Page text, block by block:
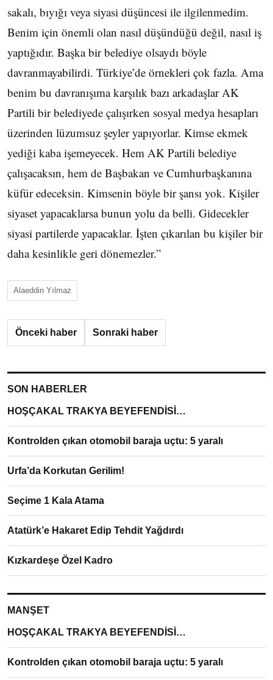
sakalı, bıyığı veya siyasi düşüncesi ile ilgilenmedim.
Benim için önemli olan nasıl düşündüğü değil, nasıl iş
yaptığıdır. Başka bir belediye olsaydı böyle
davranmayabilirdi. Türkiye’de örnekleri çok fazla. Ama
benim bu davranışıma karşılık bazı arkadaşlar AK
Partili bir belediyede çalışırken sosyal medya hesapları
üzerinden lüzumsuz şeyler yapıyorlar. Kimse ekmek
yediği kaba işemeyecek. Hem AK Partili belediye
çalışacaksın, hem de Başbakan ve Cumhurbaşkanına
küfür edeceksin. Kimsenin böyle bir şansı yok. Kişiler
siyaset yapacaklarsa bunun yolu da belli. Gidecekler
siyasi partilerde yapacaklar. İşten çıkarılan bu kişiler bir
daha kesinlikle geri dönemezler.”
Alaeddin Yılmaz
Önceki haber Sonraki haber
SON HABERLER
HOŞÇAKAL TRAKYA BEYEFENDİSİ…
Kontrolden çıkan otomobil baraja uçtu: 5 yaralı
Urfa’da Korkutan Gerilim!
Seçime 1 Kala Atama
Atatürk’e Hakaret Edip Tehdit Yağdırdı
Kızkardeşe Özel Kadro
MANŞET
HOŞÇAKAL TRAKYA BEYEFENDİSİ…
Kontrolden çıkan otomobil baraja uçtu: 5 yaralı